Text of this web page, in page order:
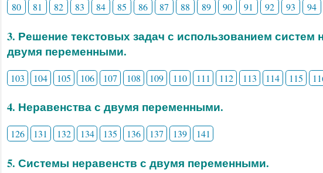
80 81 82 83 84 85 86 87 88 89 90 91 92 93 94
3. Решение текстовых задач с использованием систем
двумя переменными.
103 104 105 106 107 108 109 110 111 112 113 114 115
4. Неравенства с двумя переменными.
126 131 132 134 135 136 137 139 141
5. Системы неравенств с двумя переменными.